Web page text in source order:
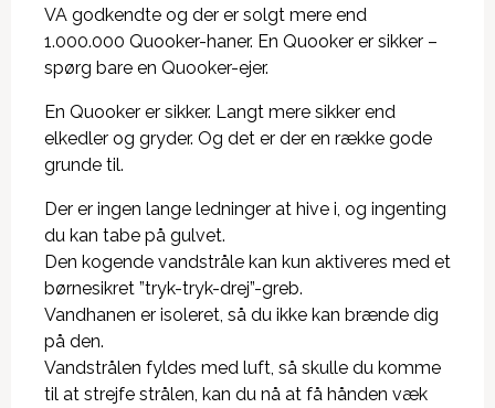
VA godkendte og der er solgt mere end
1.000.000 Quooker-haner. En Quooker er sikker –
spørg bare en Quooker-ejer.
En Quooker er sikker. Langt mere sikker end
elkedler og gryder. Og det er der en række gode
grunde til.
Der er ingen lange ledninger at hive i, og ingenting
du kan tabe på gulvet.
Den kogende vandstråle kan kun aktiveres med et
børnesikret ”tryk-tryk-drej”-greb.
Vandhanen er isoleret, så du ikke kan brænde dig
på den.
Vandstrålen fyldes med luft, så skulle du komme
til at strejfe strålen, kan du nå at få hånden væk